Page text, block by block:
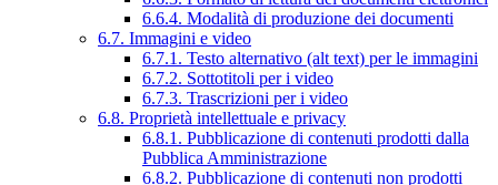
6.6.4. Modalità di produzione dei documenti
6.7. Immagini e video
6.7.1. Testo alternativo (alt text) per le immagini
6.7.2. Sottotitoli per i video
6.7.3. Trascrizioni per i video
6.8. Proprietà intellettuale e privacy
6.8.1. Pubblicazione di contenuti prodotti dalla
Pubblica Amministrazione
6.8.2. Pubblicazione di contenuti non prodotti